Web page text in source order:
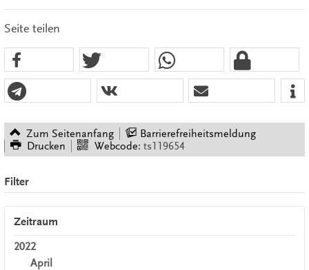
Seite teilen
Zum Seitenanfang
Barrierefreiheitsmeldung
Drucken
Webcode: ts119654
Filter
Zeitraum
2022
April